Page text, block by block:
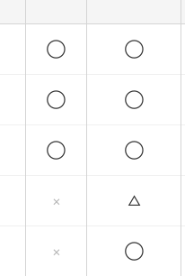
◯ ◯
◯ ◯
◯ ◯
× △
× ◯